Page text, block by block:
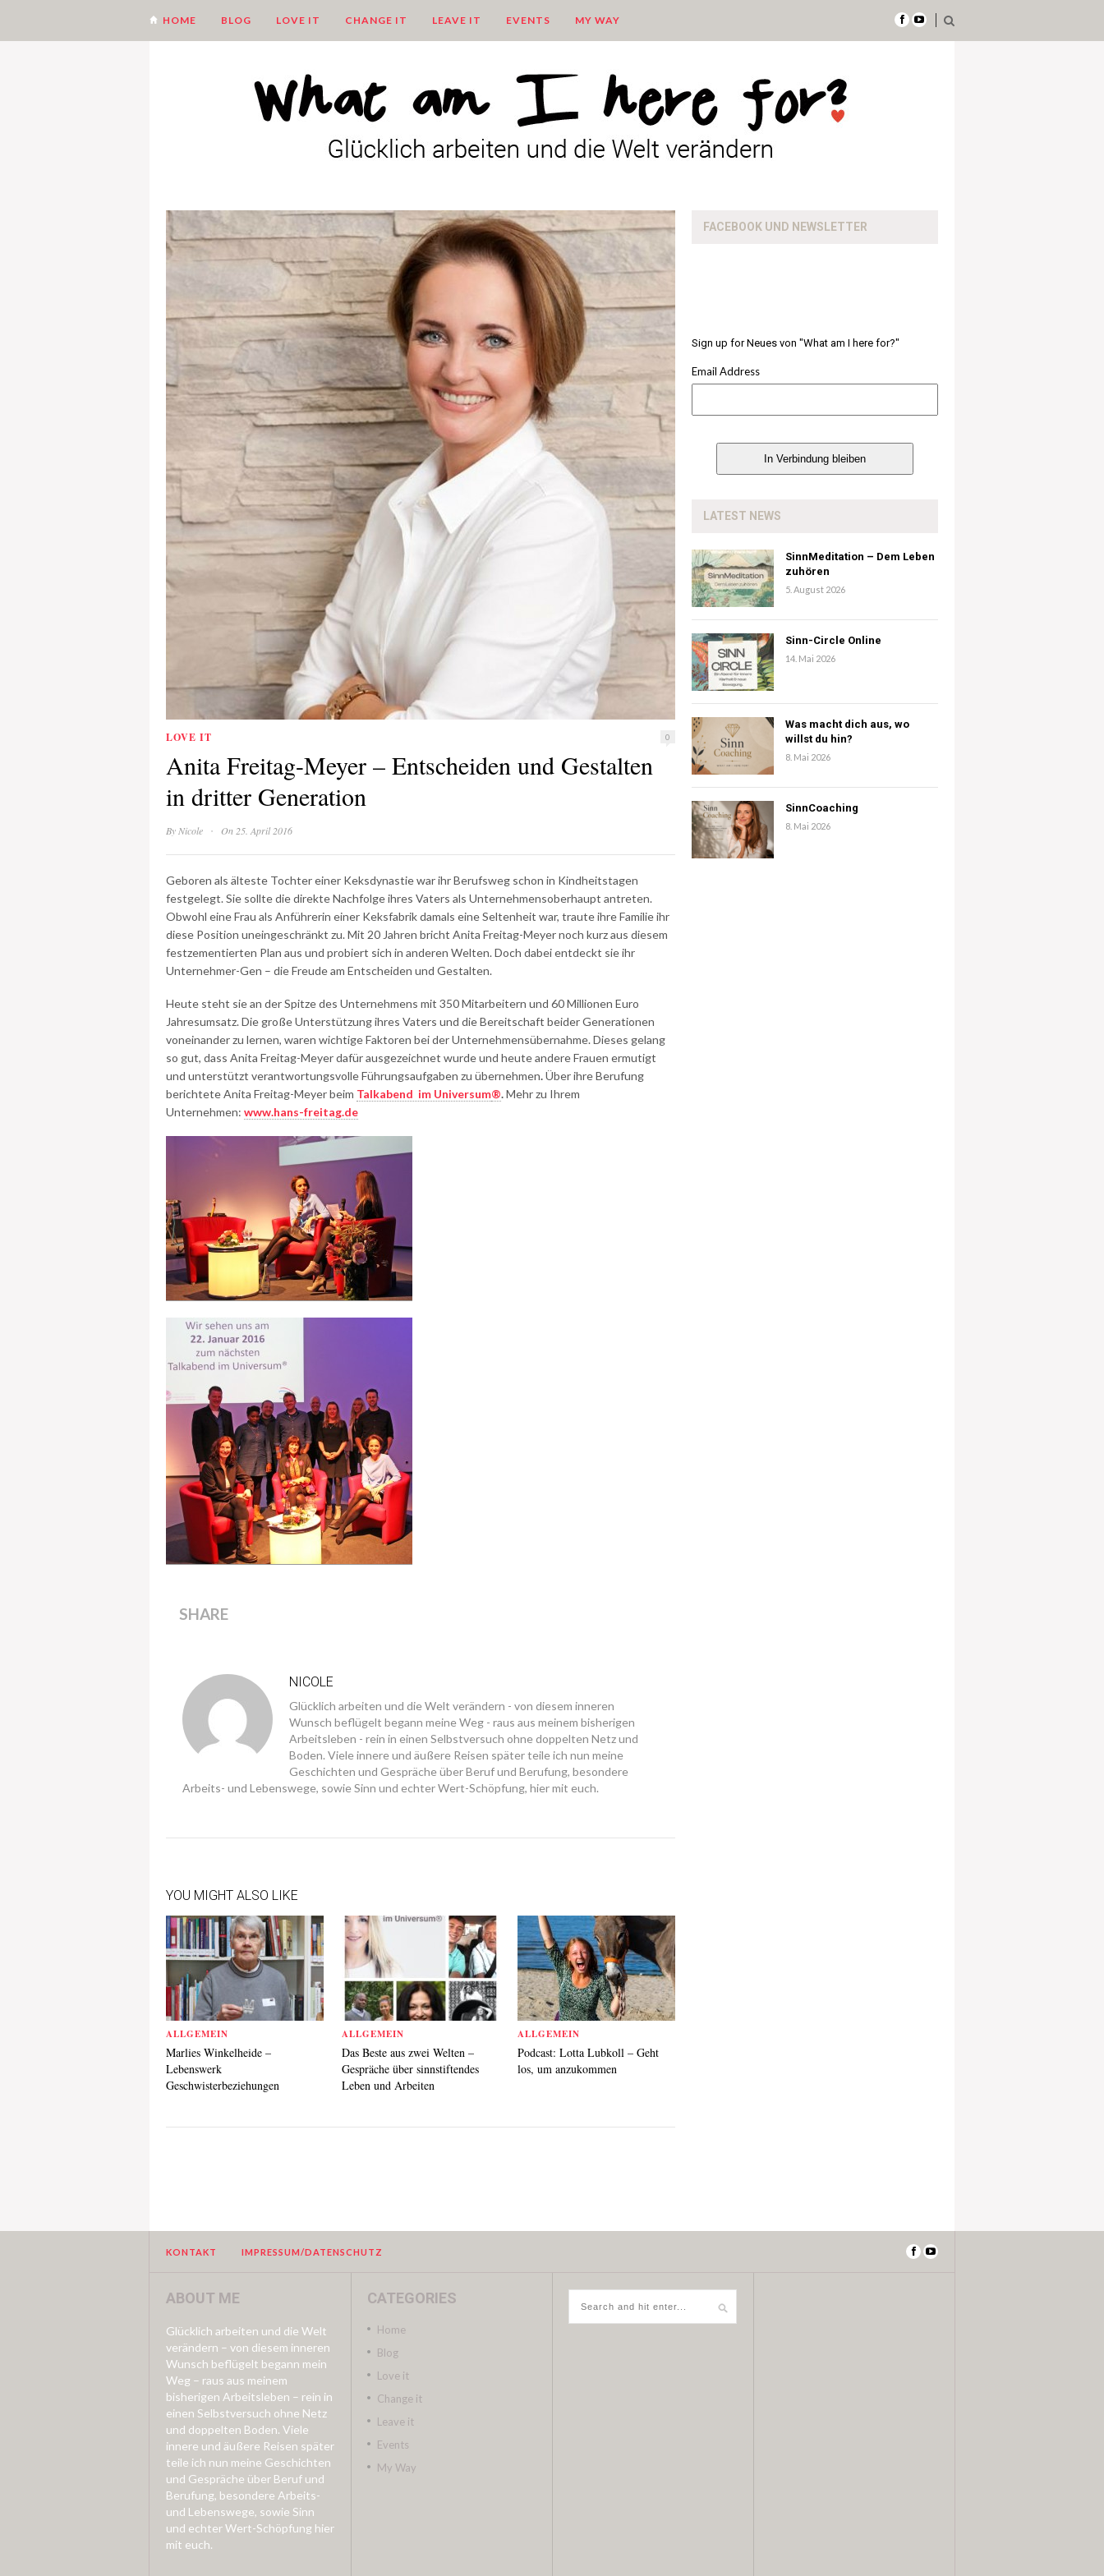
HOME BLOG LOVE IT CHANGE IT LEAVE IT EVENTS MY WAY
LOVE IT 0
Anita Freitag-Meyer – Entscheiden und Gestalten
in dritter Generation
By Nicole · On 25. April 2016
Geboren als älteste Tochter einer Keksdynastie war ihr Berufsweg schon in Kindheitstagen
festgelegt. Sie sollte die direkte Nachfolge ihres Vaters als Unternehmensoberhaupt antreten.
Obwohl eine Frau als Anführerin einer Keksfabrik damals eine Seltenheit war, traute ihre Familie ihr
diese Position uneingeschränkt zu. Mit 20 Jahren bricht Anita Freitag-Meyer noch kurz aus diesem
festzementierten Plan aus und probiert sich in anderen Welten. Doch dabei entdeckt sie ihr
Unternehmer-Gen – die Freude am Entscheiden und Gestalten.
Heute steht sie an der Spitze des Unternehmens mit 350 Mitarbeitern und 60 Millionen Euro
Jahresumsatz. Die große Unterstützung ihres Vaters und die Bereitschaft beider Generationen
voneinander zu lernen, waren wichtige Faktoren bei der Unternehmensübernahme. Dieses gelang
so gut, dass Anita Freitag-Meyer dafür ausgezeichnet wurde und heute andere Frauen ermutigt
und unterstützt verantwortungsvolle Führungsaufgaben zu übernehmen.Über ihre Berufung
berichtete Anita Freitag-Meyer beim Talkabend im Universum®.Mehr zu Ihrem
Unternehmen: www.hans-freitag.de
SHARE
NICOLE
Glücklich arbeiten und die Welt verändern - von diesem inneren
Wunsch beflügelt begann meine Weg - raus aus meinem bisherigen
Arbeitsleben - rein in einen Selbstversuch ohne doppelten Netz und
Boden. Viele innere und äußere Reisen später teile ich nun meine
Geschichten und Gespräche über Beruf und Berufung, besondere
Arbeits- und Lebenswege, sowie Sinn und echter Wert-Schöpfung, hier mit euch.
YOU MIGHT ALSO LIKE
ALLGEMEIN
Marlies Winkelheide –
Lebenswerk
Geschwisterbeziehungen
ALLGEMEIN
Das Beste aus zwei Welten –
Gespräche über sinnstiftendes
Leben und Arbeiten
ALLGEMEIN
Podcast: Lotta Lubkoll – Geht
los, um anzukommen
FACEBOOK UND NEWSLETTER
Sign up for Neues von "What am I here for?"
Email Address
LATEST NEWS
SinnMeditation – Dem Leben
zuhören
5. August 2026
Sinn-Circle Online
14. Mai 2026
Was macht dich aus, wo
willst du hin?
8. Mai 2026
SinnCoaching
8. Mai 2026
KONTAKT IMPRESSUM/DATENSCHUTZ
ABOUT ME
Glücklich arbeiten und die Welt
verändern – von diesem inneren
Wunsch beflügelt begann mein
Weg – raus aus meinem
bisherigen Arbeitsleben – rein in
einen Selbstversuch ohne Netz
und doppelten Boden. Viele
innere und äußere Reisen später
teile ich nun meine Geschichten
und Gespräche über Beruf und
Berufung, besondere Arbeits-
und Lebenswege, sowie Sinn
und echter Wert-Schöpfung hier
mit euch.
CATEGORIES
Home
Blog
Love it
Change it
Leave it
Events
My Way